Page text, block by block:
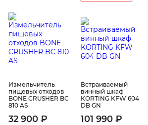
Измельчитель
пищевых отходов
BONE CRUSHER BC
810 AS
32 900 ₽
Встраиваемый
винный шкаф
KORTING KFW 604
DB GN
101 990 ₽